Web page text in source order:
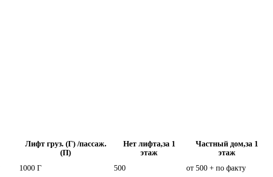
Лифт груз. (Г) /пассаж.
(П)
Нет лифта,за 1
этаж
Частный дом,за 1
этаж
1000 Г 500
от 500 + по факту